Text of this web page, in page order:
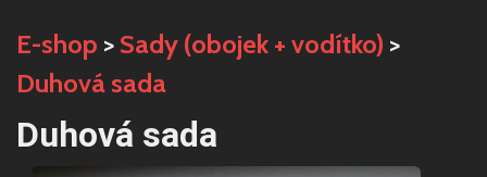
E-shop > Sady (obojek + vodítko) >
Duhová sada
Duhová sada